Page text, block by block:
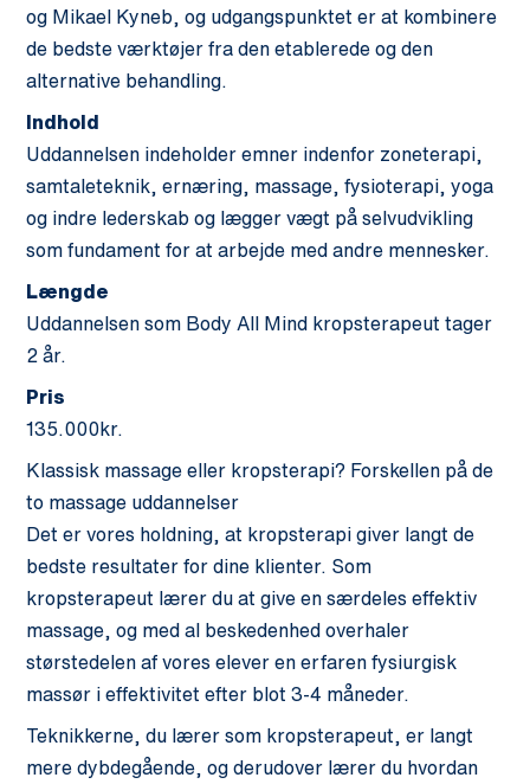
og Mikael Kyneb, og udgangspunktet er at kombinere
de bedste værktøjer fra den etablerede og den
alternative behandling.
Indhold
Uddannelsen indeholder emner indenfor zoneterapi,
samtaleteknik, ernæring, massage, fysioterapi, yoga
og indre lederskab og lægger vægt på selvudvikling
som fundament for at arbejde med andre mennesker.
Længde
Uddannelsen som Body All Mind kropsterapeut tager
2 år.
Pris
135.000kr.
Klassisk massage eller kropsterapi? Forskellen på de
to massage uddannelser
Det er vores holdning, at kropsterapi giver langt de
bedste resultater for dine klienter. Som
kropsterapeut lærer du at give en særdeles effektiv
massage, og med al beskedenhed overhaler
størstedelen af vores elever en erfaren fysiurgisk
massør i effektivitet efter blot 3-4 måneder.
Teknikkerne, du lærer som kropsterapeut, er langt
mere dybdegående, og derudover lærer du hvordan